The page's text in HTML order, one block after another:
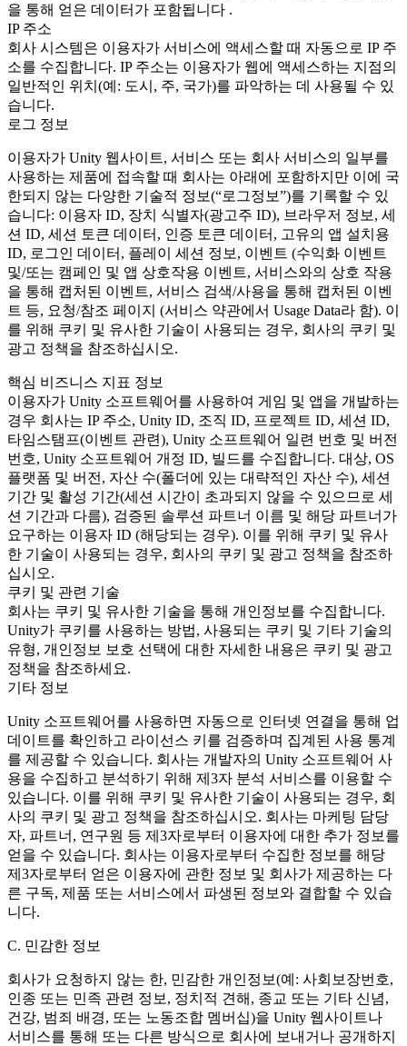
을 통해 얻은 데이터가 포함됩니다 .
IP 주소
회사 시스템은 이용자가 서비스에 액세스할 때 자동으로 IP 주
소를 수집합니다. IP 주소는 이용자가 웹에 액세스하는 지점의
일반적인 위치(예: 도시, 주, 국가)를 파악하는 데 사용될 수 있
습니다.
로그 정보
이용자가 Unity 웹사이트, 서비스 또는 회사 서비스의 일부를
사용하는 제품에 접속할 때 회사는 아래에 포함하지만 이에 국
한되지 않는 다양한 기술적 정보(“로그정보”)를 기록할 수 있
습니다: 이용자 ID, 장치 식별자(광고주 ID), 브라우저 정보, 세
션 ID, 세션 토큰 데이터, 인증 토큰 데이터, 고유의 앱 설치용
ID, 로그인 데이터, 플레이 세션 정보, 이벤트 (수익화 이벤트
및/또는 캠페인 및 앱 상호작용 이벤트, 서비스와의 상호 작용
을 통해 캡처된 이벤트, 서비스 검색/사용을 통해 캡처된 이벤
트 등, 요청/참조 페이지 (서비스 약관에서 Usage Data라 함). 이
를 위해 쿠키 및 유사한 기술이 사용되는 경우, 회사의 쿠키 및
광고 정책을 참조하십시오.
핵심 비즈니스 지표 정보
이용자가 Unity 소프트웨어를 사용하여 게임 및 앱을 개발하는
경우 회사는 IP 주소, Unity ID, 조직 ID, 프로젝트 ID, 세션 ID,
타임스탬프(이벤트 관련), Unity 소프트웨어 일련 번호 및 버전
번호, Unity 소프트웨어 개정 ID, 빌드를 수집합니다. 대상, OS
플랫폼 및 버전, 자산 수(폴더에 있는 대략적인 자산 수), 세션
기간 및 활성 기간(세션 시간이 초과되지 않을 수 있으므로 세
션 기간과 다름), 검증된 솔루션 파트너 이름 및 해당 파트너가
요구하는 이용자 ID (해당되는 경우). 이를 위해 쿠키 및 유사
한 기술이 사용되는 경우, 회사의 쿠키 및 광고 정책을 참조하
십시오.
쿠키 및 관련 기술
회사는 쿠키 및 유사한 기술을 통해 개인정보를 수집합니다.
Unity가 쿠키를 사용하는 방법, 사용되는 쿠키 및 기타 기술의
유형, 개인정보 보호 선택에 대한 자세한 내용은 쿠키 및 광고
정책을 참조하세요.
기타 정보
Unity 소프트웨어를 사용하면 자동으로 인터넷 연결을 통해 업
데이트를 확인하고 라이선스 키를 검증하며 집계된 사용 통계
를 제공할 수 있습니다. 회사는 개발자의 Unity 소프트웨어 사
용을 수집하고 분석하기 위해 제3자 분석 서비스를 이용할 수
있습니다. 이를 위해 쿠키 및 유사한 기술이 사용되는 경우, 회
사의 쿠키 및 광고 정책을 참조하십시오. 회사는 마케팅 담당
자, 파트너, 연구원 등 제3자로부터 이용자에 대한 추가 정보를
얻을 수 있습니다. 회사는 이용자로부터 수집한 정보를 해당
제3자로부터 얻은 이용자에 관한 정보 및 회사가 제공하는 다
른 구독, 제품 또는 서비스에서 파생된 정보와 결합할 수 있습
니다.
C. 민감한 정보
회사가 요청하지 않는 한, 민감한 개인정보(예: 사회보장번호,
인종 또는 민족 관련 정보, 정치적 견해, 종교 또는 기타 신념,
건강, 범죄 배경, 또는 노동조합 멤버십)을 Unity 웹사이트나
서비스를 통해 또는 다른 방식으로 회사에 보내거나 공개하지